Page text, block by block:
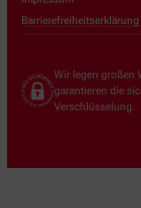
Barrierefreiheitserklärung
Wir legen großen
garantieren die
Verschlüsselung.